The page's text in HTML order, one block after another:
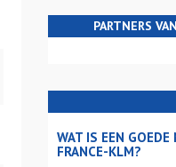
PARTNERS
WAT IS EEN
FRANCE-KLM?